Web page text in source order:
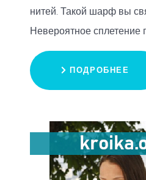
нитей. Такой шарф вы
Невероятное сплетение
ПОДРОБНЕЕ